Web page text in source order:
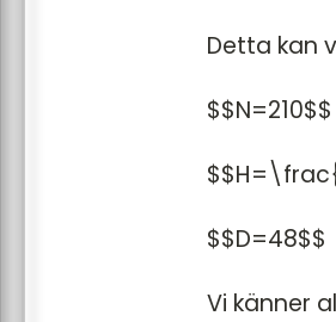
Detta kan
$$N=210$$
$$D=48$$
Vi känner